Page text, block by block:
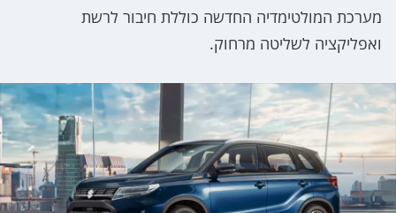
מערכת המולטימדיה החדשה כוללת חיבור לרשת
ואפליקציה לשליטה מרחוק.